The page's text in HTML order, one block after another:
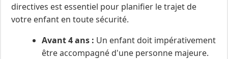
directives est essentiel pour planifier le trajet de
votre enfant en toute sécurité.
Avant 4 ans : Un enfant doit impérativement
être accompagné d'une personne majeure.